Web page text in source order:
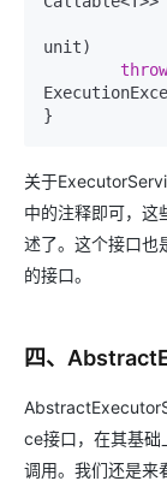
unit)
}
关于
中的注释即可，这
述了。这个接口也
的接口。
四、
ce接口，在其基础
调用。我们还是来